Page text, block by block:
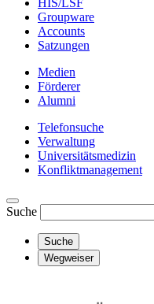
HIS/LSF
Groupware
Accounts
Satzungen
Medien
Förderer
Alumni
Telefonsuche
Verwaltung
Universitätsmedizin
Konfliktmanagement
Suche
Suche
Wegweiser